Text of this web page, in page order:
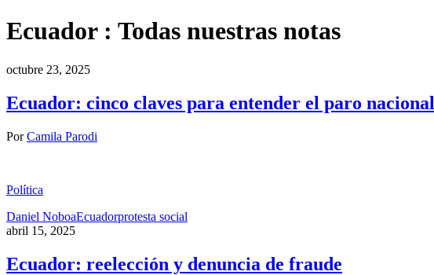
Ecuador: Todas nuestras notas
octubre 23, 2025
Ecuador: cinco claves para entender el paro nacional
PorCamila Parodi
Política
Daniel NoboaEcuadorprotesta social
abril 15, 2025
Ecuador: reelección y denuncia de fraude